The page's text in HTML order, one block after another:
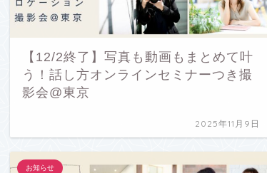
【12/2終了】写真も動画もまとめて叶
う！話し方オンラインセミナーつき撮
影会@東京
2025年11月9日
お知らせ